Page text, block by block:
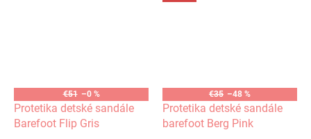
€51 –0 %
Protetika detské sandále
Barefoot Flip Gris
€35 –48 %
Protetika detské sandále
barefoot Berg Pink